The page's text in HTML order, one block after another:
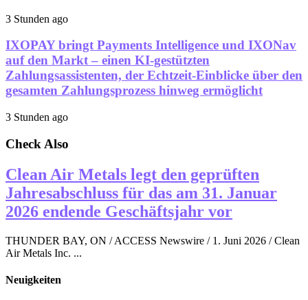
3 Stunden ago
IXOPAY bringt Payments Intelligence und IXONav
auf den Markt – einen KI-gestützten
Zahlungsassistenten, der Echtzeit-Einblicke über den
gesamten Zahlungsprozess hinweg ermöglicht
3 Stunden ago
Check Also
Clean Air Metals legt den geprüften
Jahresabschluss für das am 31. Januar
2026 endende Geschäftsjahr vor
THUNDER BAY, ON / ACCESS Newswire / 1. Juni 2026 / Clean
Air Metals Inc. ...
Neuigkeiten